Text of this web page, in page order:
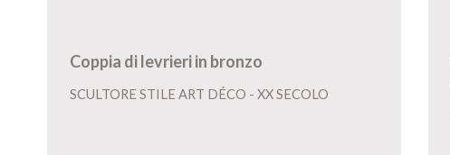
Coppia di levrieri in bronzo
SCULTORE STILE ART DÉCO - XX SECOLO